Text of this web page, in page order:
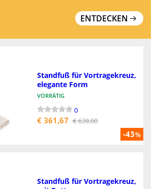
ENTDECKEN
-43%
Standfuß für Vortragekreuz,
elegante Form
VORRÄTIG
0
€ 361,67 € 639,00
Standfuß für Vortragekreuz,